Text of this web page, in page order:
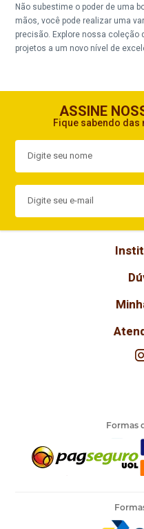
Não subestime o poder de uma
mãos, você pode realizar uma
precisão. Explore nossa coleção
projetos a um novo nível de
ASSINE
Fique sabendo
Formas